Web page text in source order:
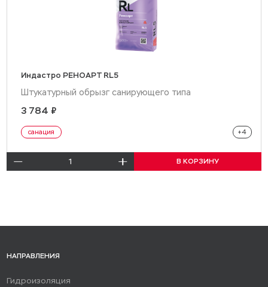
Индастро РЕНОАРТ RL5
Штукатурный обрызг санирующего типа
3 784 ₽
санация +4
санирующий обрызг
реставрация
В КОРЗИНУ
НАПРАВЛЕНИЯ
Гидроизоляция